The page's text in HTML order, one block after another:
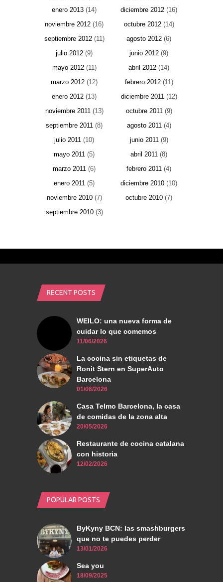
enero 2013 (14) diciembre 2012 (16)
noviembre 2012 (16) octubre 2012(14)
septiembre 2012(11) agosto 2012 (6)
julio 2012 (9) junio 2012 (9)
mayo 2012(11) abril 2012 (14)
marzo 2012 (12) febrero 2012(11)
enero 2012 (13) diciembre 2011(12)
noviembre 2011(13) octubre 2011(9)
septiembre 2011 (8) agosto 2011(4)
julio 2011 (10) junio 2011(9)
mayo 2011 (5) abril 2011 (8)
marzo 2011 (6) febrero 2011 (4)
enero 2011 (5) diciembre 2010 (10)
noviembre 2010(7) octubre 2010 (7)
septiembre 2010(3)
RECENT POSTS
WEILO: una nueva forma de
cuidar lo que comemos
11/06/2026
La cocina sin etiquetas de
Ronit Stern en SuperAuto
Barcelona
01/06/2026
Casa Telmo Barcelona, la casa
de comidas de la zona alta
20/05/2026
Restaurante de cocina catalana
con historia
12/02/2026
POPULAR POSTS
ByKyny BCN: las smashburgers
que no te puedes perder
13/01/2026
Sea you
18/09/2025